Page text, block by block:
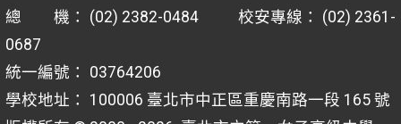
總 機： (02) 2382-0484 校安專線： (02) 2361-
0687
統一編號： 03764206
學校地址： 100006 臺北市中正區重慶南路一段 165 號